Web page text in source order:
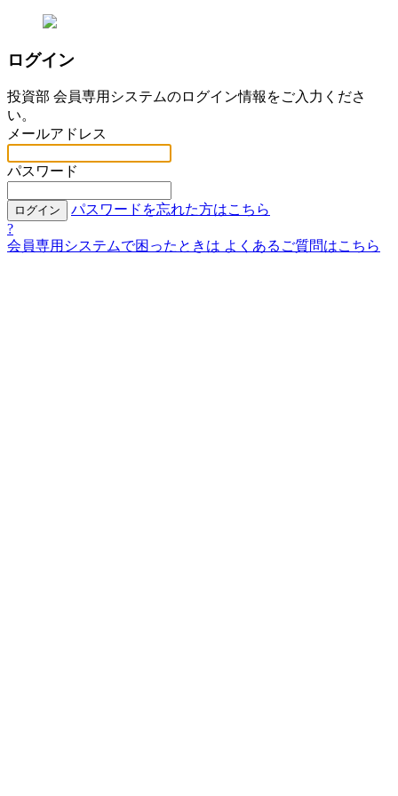
ログイン
投資部 会員専用システムのログイン情報をご入力くださ
い。
メールアドレス
パスワード
ログイン
パスワードを忘れた方はこちら
?
会員専用システムで困ったときは よくあるご質問はこちら